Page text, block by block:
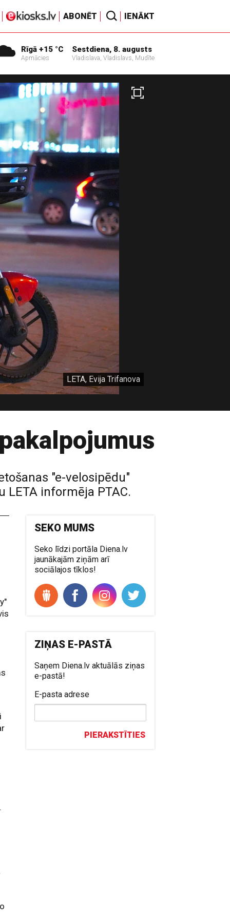
ABONĒT IENĀKT
Rīgā +15 °C
Apmācies
Sestdiena, 8. augusts
Vladislava, Vladislavs, Mudīte
LETA, Evija Trifanova
"e-velosipēdu"
LETA informēja PTAC.
SEKO MUMS
Seko līdzi portāla Diena.lv
jaunākajām ziņām arī
sociālajos tīklos!
ZIŅAS E-PASTĀ
Saņem Diena.lv aktuālās ziņas
e-pastā!
E-pasta adrese
PIERAKSTĪTIES